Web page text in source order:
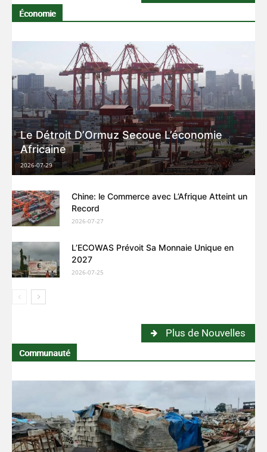
Économie
Le Détroit D’Ormuz Secoue L’économie
Africaine
2026-07-29
Chine: le Commerce avec L’Afrique Atteint un
Record
2026-07-27
L’ECOWAS Prévoit Sa Monnaie Unique en
2027
2026-07-25
Plus de Nouvelles
Communauté